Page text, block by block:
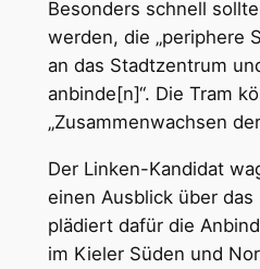
Besonders schnell
werden, die „periphere
an das Stadtzentrum
anbinde[n]“. Die Tram
„Zusammenwachsen
Der Linken-Kandidat
einen Ausblick über
plädiert dafür die
im Kieler Süden und